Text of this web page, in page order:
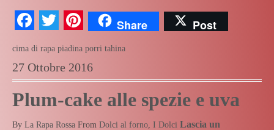
Facebook
TwitterPinterest
Share Post
cima di rapa piadina porri tahina
27 Ottobre 2016
Plum-cake alle spezie e uva
By La Rapa Rossa From Dolci al forno I Dolci Lascia un